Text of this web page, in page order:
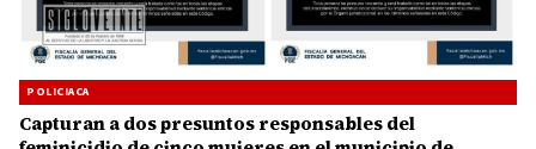
POLICIACA
Capturan a dos presuntos responsables del